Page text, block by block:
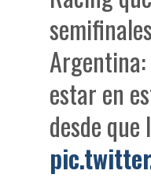
estar en
desde que